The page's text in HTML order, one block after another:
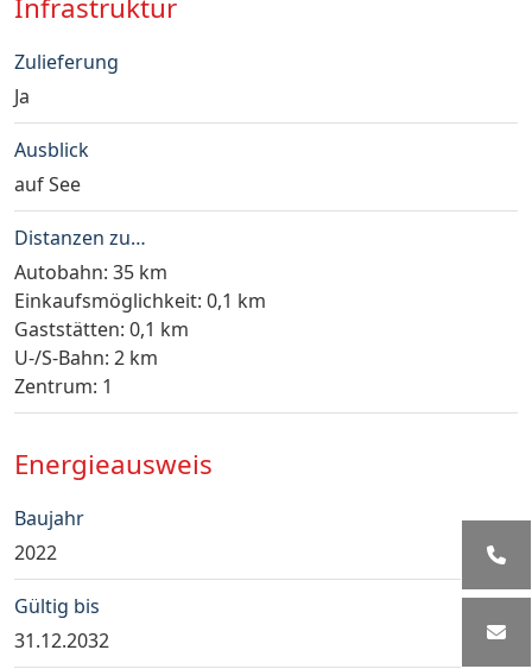
Infrastruktur
Zulieferung
Ja
Ausblick
auf See
Distanzen zu…
Autobahn: 35 km
Einkaufsmöglichkeit: 0,1 km
Gaststätten: 0,1 km
U-/S-Bahn: 2 km
Zentrum: 1
Energieausweis
Baujahr
2022
Gültig bis
31.12.2032